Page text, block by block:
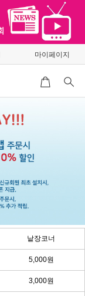
마이페이지
낱장코너
5,000원
3,000원